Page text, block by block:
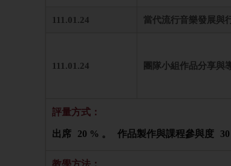
111.01.24 當代流行音樂發展與
111.01.24 團隊小組作品分享與
評量方式：
出席 20 % 。 作品製作與課程參與度